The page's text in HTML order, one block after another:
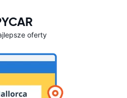
oferty